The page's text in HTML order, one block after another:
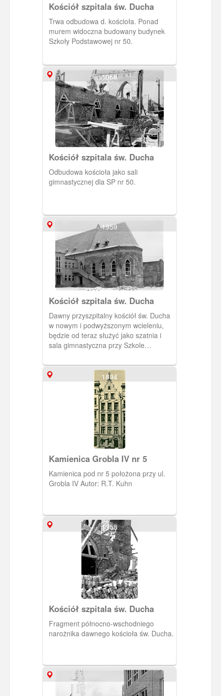
Kościół szpitala św. Ducha
Trwa odbudowa d. kościoła. Ponad
murem widoczna budowany budynek
Szkoły Podstawowej nr 50.
1958
Kościół szpitala św. Ducha
Odbudowa kościoła jako sali
gimnastycznej dla SP nr 50.
1959
Kościół szpitala św. Ducha
Dawny przyszpitalny kościół św. Ducha
w nowym i podwyższonym wcieleniu,
będzie od teraz służyć jako szatnia i
sala gimnastyczna przy Szkole
prezbiterium, widoczny (jeszcze nie
odbudowany) budynek dawnego Domu
Opieki Szpitala św. Ducha (U Furty 3).
1894
Kamienica Grobla IV nr 5
Kamienica pod nr 5 położona przy ul.
Grobla IV Autor: R.T. Kuhn
1958
Kościół szpitala św. Ducha
Fragment północno-wschodniego
narożnika dawnego kościoła św. Ducha.